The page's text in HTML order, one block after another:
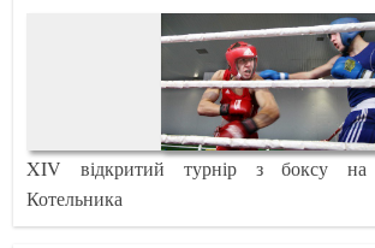
XIV відкритий турнір з боксу
Котельника